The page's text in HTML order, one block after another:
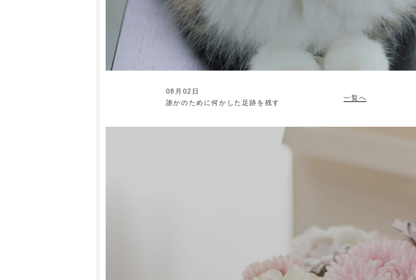
08月02日
誰かのために何かした足跡を残す
一覧へ